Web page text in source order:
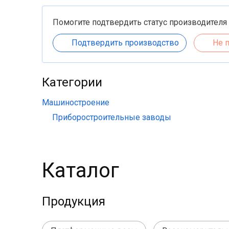
Помогите подтвердить статус производителя
Подтвердить производство Не
Категории
Машиностроение
Приборостроительные заводы
Каталог
Продукция